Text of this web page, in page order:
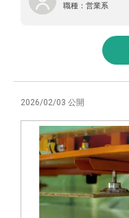
職種： 営業系
2026/02/03 公開